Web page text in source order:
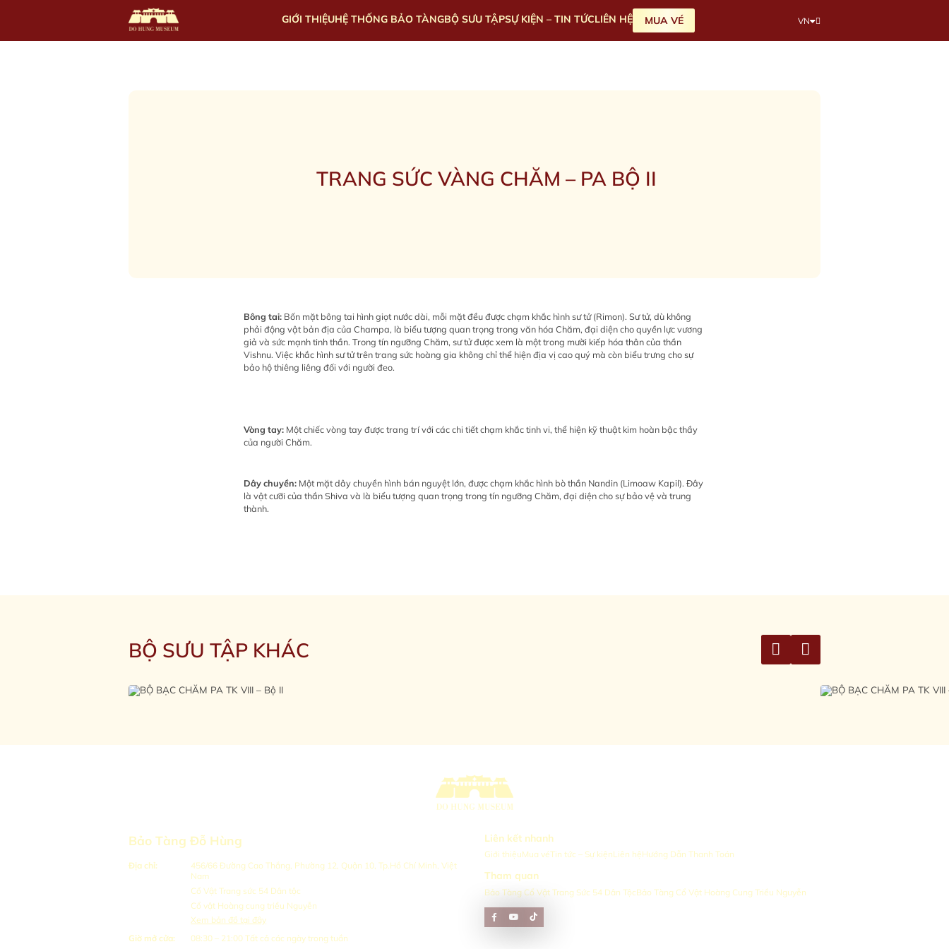
GIỚI THIỆUHỆ THỐNG BẢO TÀNGBỘ SƯU TẬPSỰ KIỆN – TIN TỨCLIÊN HỆ MUA VÉ VN
TRANG SỨC VÀNG CHĂM – PA BỘ II
Bông tai: Bốn mặt bông tai hình giọt nước dài, mỗi mặt đều được chạm khắc hình sư tử (Rimon). Sư tử, dù không
phải động vật bản địa của Champa, là biểu tượng quan trọng trong văn hóa Chăm, đại diện cho quyền lực vương
giả và sức mạnh tinh thần. Trong tín ngưỡng Chăm, sư tử được xem là một trong mười kiếp hóa thân của thần
Vishnu. Việc khắc hình sư tử trên trang sức hoàng gia không chỉ thể hiện địa vị cao quý mà còn biểu trưng cho sự
bảo hộ thiêng liêng đối với người đeo.
Vòng tay: Một chiếc vòng tay được trang trí với các chi tiết chạm khắc tinh vi, thể hiện kỹ thuật kim hoàn bậc thầy
của người Chăm.
Dây chuyền: Một mặt dây chuyền hình bán nguyệt lớn, được chạm khắc hình bò thần Nandin (Limoaw Kapil). Đây
là vật cưỡi của thần Shiva và là biểu tượng quan trọng trong tín ngưỡng Chăm, đại diện cho sự bảo vệ và trung
thành.
BỘ SƯU TẬP KHÁC
Bảo Tàng Đỗ Hùng
Địa chỉ:
456/66 Đường Cao Thắng, Phường 12, Quận 10, Tp.Hồ Chí Minh, Việt
Nam
Cổ Vật Trang sức 54 Dân tộc
Cổ vật Hoàng cung triều Nguyễn
Xem bản đồ tại đây
Giờ mở cửa:
08:30 – 21:00 Tất cả các ngày trong tuần
Liên kết nhanh
Giới thiệuMua véTin tức – Sự kiệnLiên hệHướng Dẫn Thanh Toán
Tham quan
Bảo Tàng Cổ Vật Trang Sức 54 Dân TộcBảo Tàng Cổ Vật Hoàng Cung Triều Nguyễn